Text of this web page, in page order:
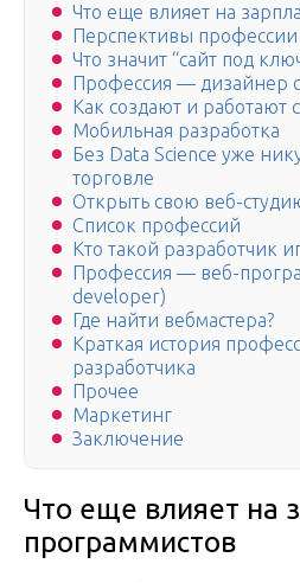
Что еще влияет на
Перспективы профессии
Что значит “сайт под
Профессия — дизайнер
Как создают и работают
Мобильная разработка
Без Data Science уже
торговле
Открыть свою веб-
Список профессий
Кто такой разработчик
Профессия — веб-
developer)
Где найти вебмастера?
Краткая история
разработчика
Прочее
Маркетинг
Заключение
Что еще влияет на
программистов